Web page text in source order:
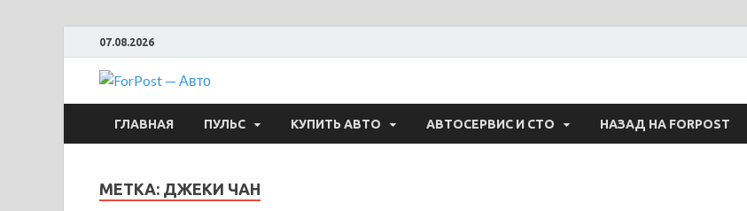
07.08.2026
ForPost — Авто
ГЛАВНАЯ ПУЛЬС КУПИТЬ АВТО АВТОСЕРВИС И СТО НАЗАД НА FORPOST
МЕТКА: ДЖЕКИ ЧАН